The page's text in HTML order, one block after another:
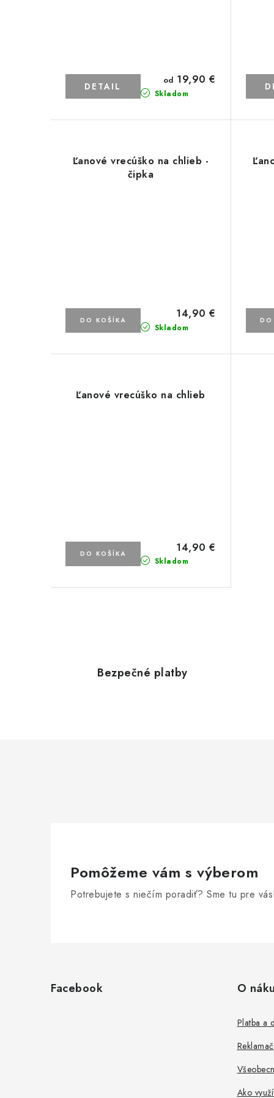
Skladom
od 19,90 €
DETAIL
Ľanové vrecúško na chlieb -
čipka
Skladom
14,90 €
DO KOŠÍKA DO
Ľanové vrecúško na chlieb
Skladom
14,90 €
DO KOŠÍKA
i
s
Bezpečné platby
Pomôžeme vám s výberom
Potrebujete s niečím poradiť? Sme tu pre vás!
Facebook O
Platba a
Ako